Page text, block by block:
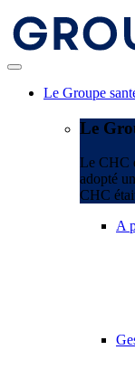
Le Groupe
Le
Le CHC
adopté
CHC
A